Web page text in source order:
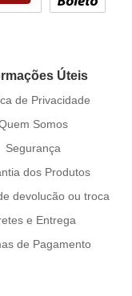
Úteis
de Privacidade
Somos
Segurança
dos Produtos
devolucão ou troca
e Entrega
de Pagamento